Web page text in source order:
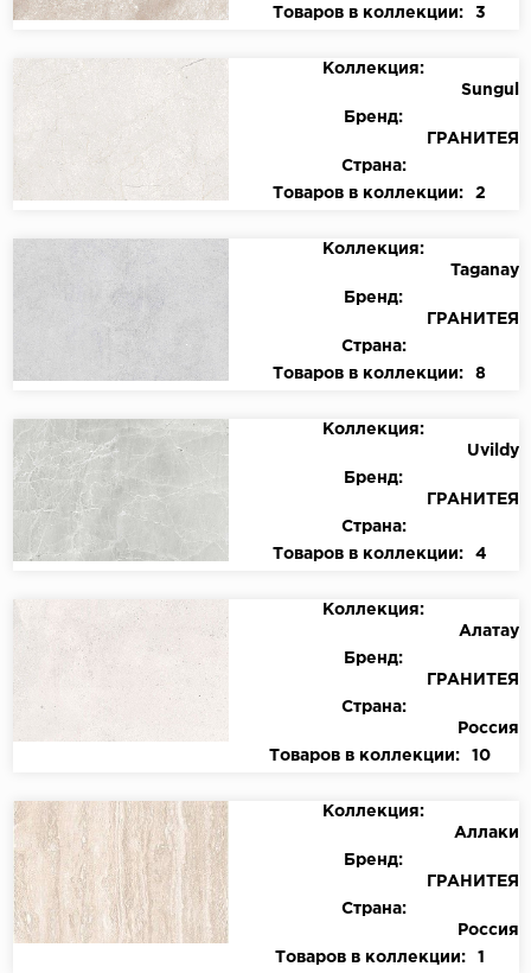
Товаров в коллекции: 3
Коллекция:
Sungul
Бренд:
ГРАНИТЕЯ
Страна:
Товаров в коллекции:
2
Коллекция:
Taganay
Бренд:
ГРАНИТЕЯ
Страна:
Товаров в коллекции:
8
Коллекция:
Uvildy
Бренд:
ГРАНИТЕЯ
Страна:
Товаров в коллекции:
4
Коллекция:
Алатау
Бренд:
ГРАНИТЕЯ
Страна:
Россия
Товаров в коллекции:
10
Коллекция:
Аллаки
Бренд:
ГРАНИТЕЯ
Страна:
Россия
Товаров в коллекции:
1